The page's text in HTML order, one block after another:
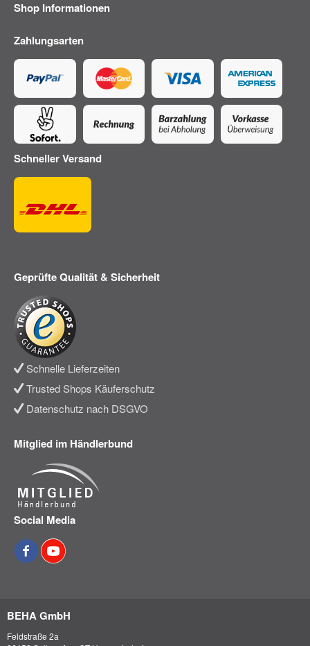
Shop Informationen
Zahlungsarten
Schneller Versand
Geprüfte Qualität & Sicherheit
Schnelle Lieferzeiten
Trusted Shops Käuferschutz
Datenschutz nach DSGVO
Mitglied im Händlerbund
Social Media
BEHA GmbH
Feldstraße 2a